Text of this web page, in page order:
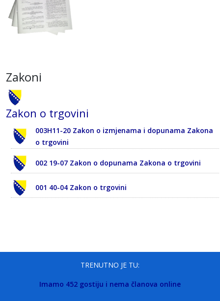
Zakoni
Zakon o trgovini
003H11-20 Zakon o izmjenama i dopunama Zakona
o trgovini
002 19-07 Zakon o dopunama Zakona o trgovini
001 40-04 Zakon o trgovini
TRENUTNO JE TU:
Imamo 452 gostiju i nema članova online